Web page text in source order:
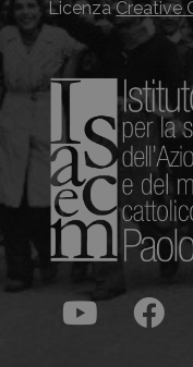
LicenzaCreative